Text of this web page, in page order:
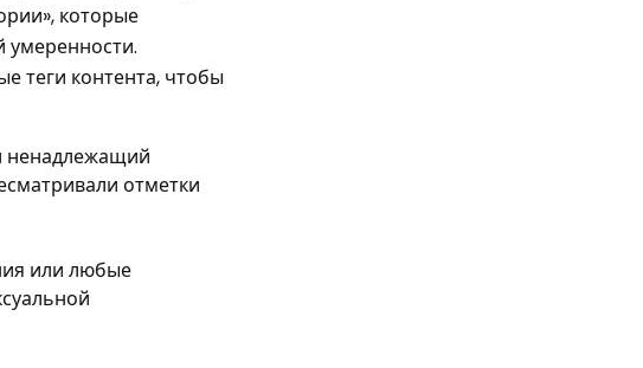
которые
умеренности.
теги контента, чтобы
ненадлежащий
отметки
или любые